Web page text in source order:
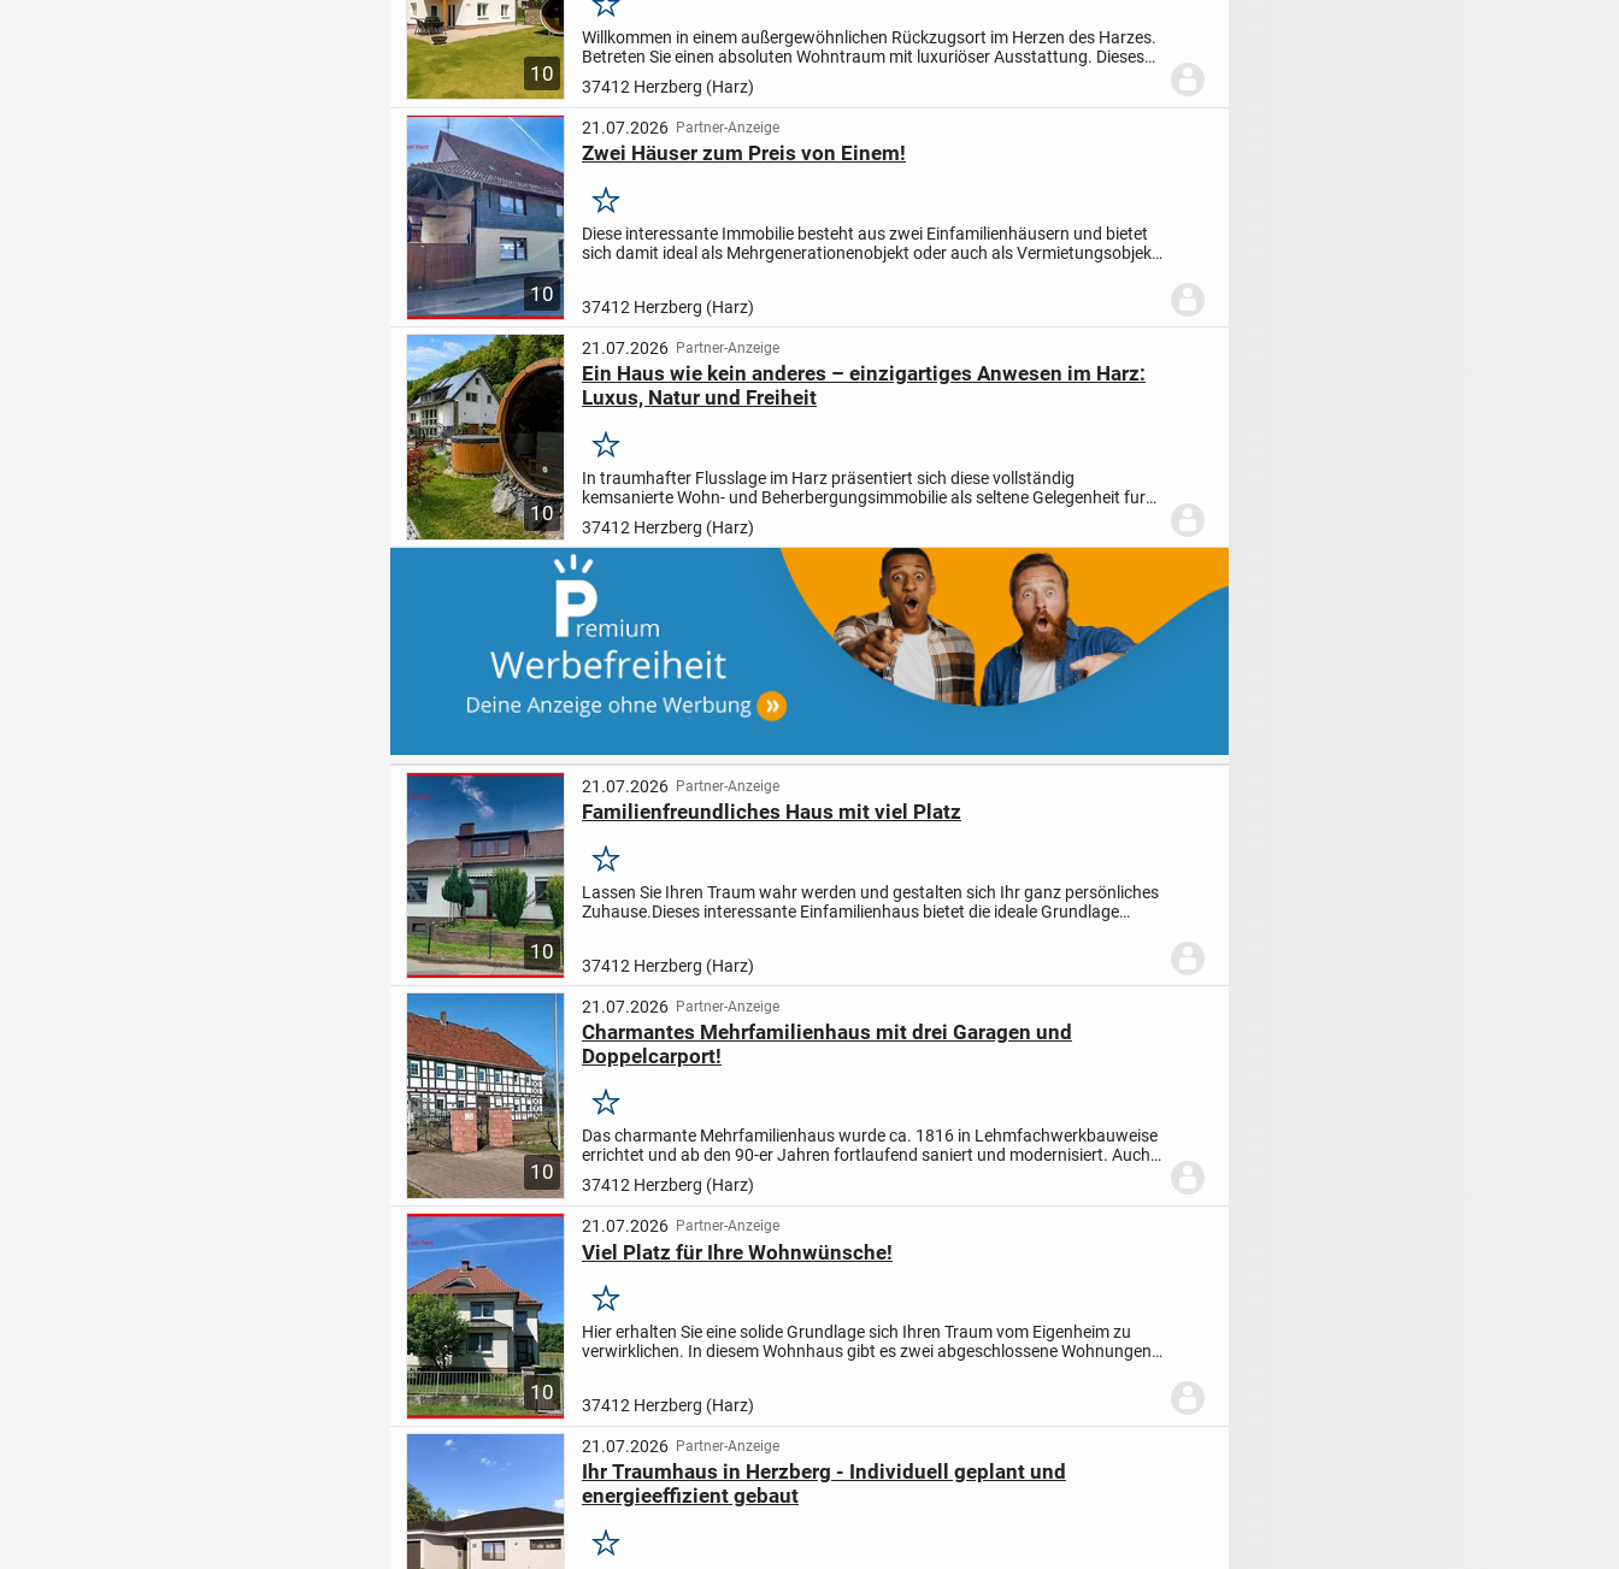
10
Merken
Willkommen in einem außergewöhnlichen Rückzugsort im Herzen des Harzes.
Betreten Sie einen absoluten Wohntraum mit luxuriöser Ausstattung. Dieses
2025 hochwertig kemsanierte Einfamilienhaus verbindet...
37412 Herzberg (Harz)
10
21.07.2026 Partner-Anzeige
Zwei Häuser zum Preis von Einem!
Merken
Diese interessante Immobilie besteht aus zwei Einfamilienhäusern und bietet
sich damit ideal als Mehrgenerationenobjekt oder auch als Vermietungsobjekt
37412 Herzberg (Harz)
10
21.07.2026 Partner-Anzeige
Ein Haus wie kein anderes – einzigartiges Anwesen im Harz:
Luxus, Natur und Freiheit
Merken
In traumhafter Flusslage im Harz präsentiert sich diese vollständig
kemsanierte Wohn- und Beherbergungsimmobilie als seltene Gelegenheit fur
Investoren, Betreiber oder anspruchsvolle Eigennutzer....
37412 Herzberg (Harz)
10
21.07.2026 Partner-Anzeige
Familienfreundliches Haus mit viel Platz
Merken
Lassen Sie Ihren Traum wahr werden und gestalten sich Ihr ganz persönliches
Zuhause.Dieses interessante Einfamilienhaus bietet die ideale Grundlage
37412 Herzberg (Harz)
10
21.07.2026 Partner-Anzeige
Charmantes Mehrfamilienhaus mit drei Garagen und
Doppelcarport!
Merken
Das charmante Mehrfamilienhaus wurde ca. 1816 in Lehmfachwerkbauweise
errichtet und ab den 90-er Jahren fortlaufend saniert und modernisiert. Auch
wurde zu dieser Zeit ein Anbau an das Wohnhaus...
37412 Herzberg (Harz)
10
21.07.2026 Partner-Anzeige
Viel Platz für Ihre Wohnwünsche!
Merken
Hier erhalten Sie eine solide Grundlage sich Ihren Traum vom Eigenheim zu
verwirklichen. In diesem Wohnhaus gibt es zwei abgeschlossene Wohnungen,
37412 Herzberg (Harz)
21.07.2026 Partner-Anzeige
Ihr Traumhaus in Herzberg - Individuell geplant und
energieeffizient gebaut
Merken